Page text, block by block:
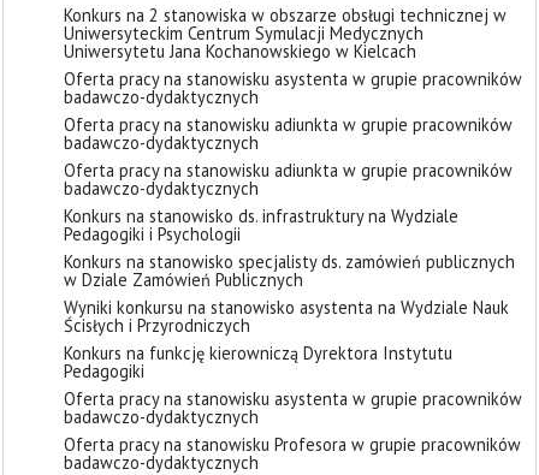
Konkurs na 2 stanowiska w obszarze obsługi technicznej w
Uniwersyteckim Centrum Symulacji Medycznych
Uniwersytetu Jana Kochanowskiego w Kielcach
Oferta pracy na stanowisku asystenta w grupie pracowników
badawczo-dydaktycznych
Oferta pracy na stanowisku adiunkta w grupie pracowników
badawczo-dydaktycznych
Oferta pracy na stanowisku adiunkta w grupie pracowników
badawczo-dydaktycznych
Konkurs na stanowisko ds. infrastruktury na Wydziale
Pedagogiki i Psychologii
Konkurs na stanowisko specjalisty ds. zamówień publicznych
w Dziale Zamówień Publicznych
Wyniki konkursu na stanowisko asystenta na Wydziale Nauk
Ścisłych i Przyrodniczych
Konkurs na funkcję kierowniczą Dyrektora Instytutu
Pedagogiki
Oferta pracy na stanowisku asystenta w grupie pracowników
badawczo-dydaktycznych
Oferta pracy na stanowisku Profesora w grupie pracowników
badawczo-dydaktycznych